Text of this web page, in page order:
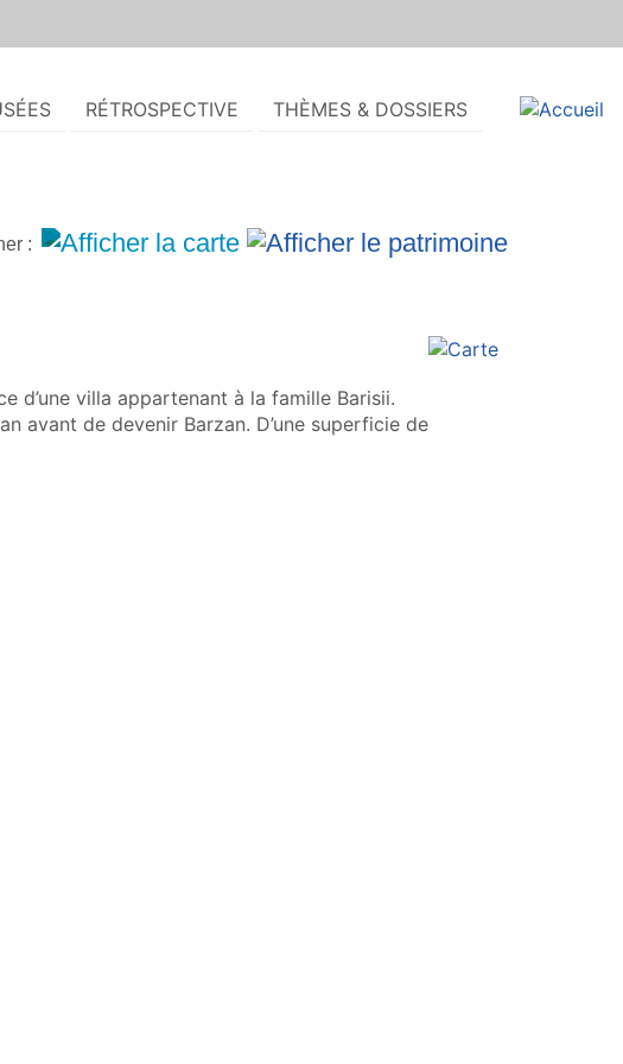
RÉTROSPECTIVE THÈMES & DOSSIERS
:
d’une villa appartenant à la famille Barisii.
avant de devenir Barzan. D’une superficie de